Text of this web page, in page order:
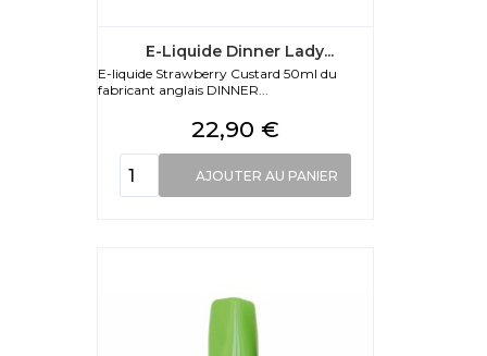
E-Liquide Dinner Lady...
E-liquide Strawberry Custard 50ml du
fabricant anglais DINNER...
Prix
22,90 €
AJOUTER AU PANIER